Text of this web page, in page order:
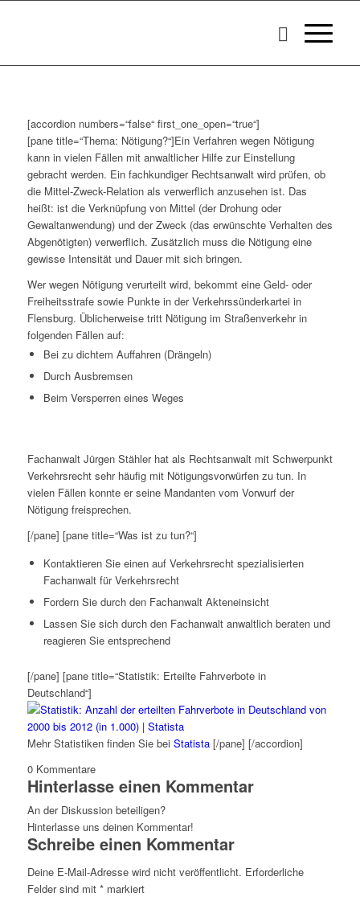
[accordion numbers=“false“ first_one_open=“true“]
[pane title=“Thema: Nötigung?“]Ein Verfahren wegen Nötigung
kann in vielen Fällenmit anwaltlicher Hilfe zur Einstellung
gebracht werden. Ein fachkundiger Rechtsanwalt wirdprüfen, ob
die Mittel-Zweck-Relation als verwerflich anzusehen ist. Das
heißt: ist die Verknüpfung von Mittel (der Drohung oder
Gewaltanwendung) und der Zweck (das erwünschte Verhalten des
Abgenötigten) verwerflich. Zusätzlich muss die Nötigung eine
gewisse Intensität und Dauer mit sich bringen.
Wer wegen Nötigung verurteilt wird, bekommt eine Geld- oder
Freiheitsstrafe sowie Punkte in der Verkehrssünderkartei in
Flensburg. Üblicherweise tritt Nötigung im Straßenverkehr in
folgenden Fällen auf:
Bei zu dichtem Auffahren (Drängeln)
Durch Ausbremsen
Beim Versperren eines Weges
Fachanwalt Jürgen Stähler hat als Rechtsanwalt mit Schwerpunkt
Verkehrsrecht sehr häufig mit Nötigungsvorwürfen zu tun. In
vielen Fällen konnte er seine Mandanten vom Vorwurf der
Nötigung freisprechen.
[/pane] [pane title=“Was ist zu tun?“]
Kontaktieren Sie einen auf Verkehrsrecht spezialisierten
Fachanwalt für Verkehrsrecht
Fordern Sie durch den Fachanwalt Akteneinsicht
Lassen Sie sich durch den Fachanwalt anwaltlich beraten und
reagieren Sie entsprechend
[/pane] [pane title=“Statistik: Erteilte Fahrverbote in
Deutschland“]
Mehr Statistiken finden Sie bei Statista[/pane] [/accordion]
0 Kommentare
Hinterlasse einen Kommentar
An der Diskussion beteiligen?
Hinterlasse uns deinen Kommentar!
Schreibe einen Kommentar
Deine E-Mail-Adresse wird nicht veröffentlicht. Erforderliche
Felder sind mit *markiert